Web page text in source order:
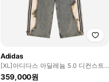
Adidas
[XL]아디다스 아딜레늄 5.0 디컨스트
럭티드 데님 팬츠
359,000원